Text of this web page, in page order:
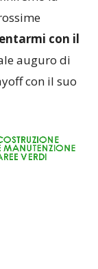
la
con il
auguro di
con il suo